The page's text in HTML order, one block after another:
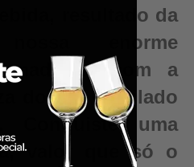
resultado da
enorme
madeiras com a
do seu destilado
Conquiste uma
valor que só o